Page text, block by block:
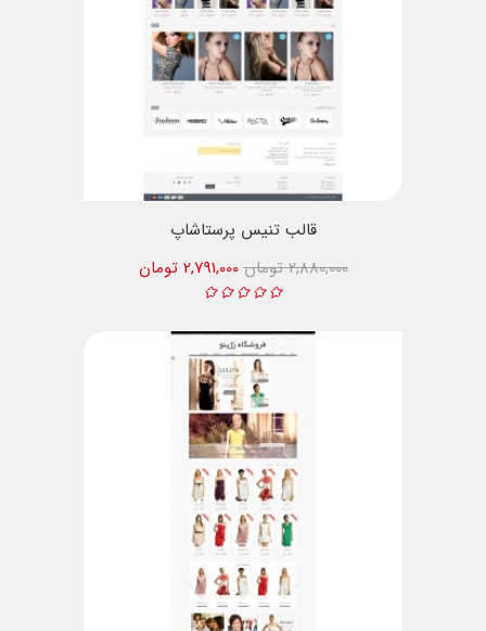
قالب تنیس پرستاشاپ
2,791,000 تومان
2,880,000 تومان